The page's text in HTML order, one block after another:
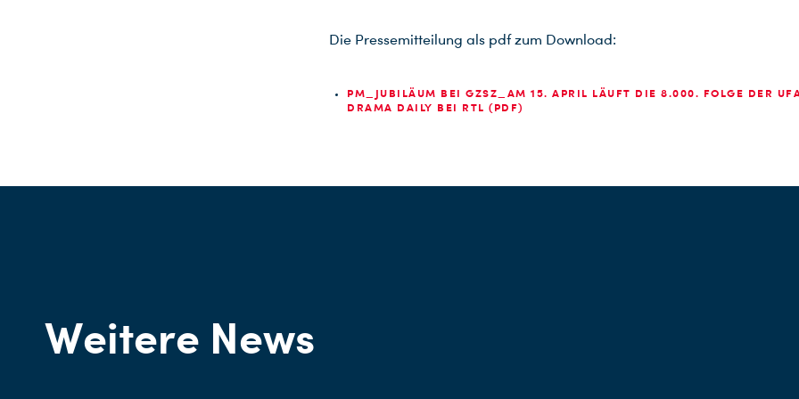
Die Pressemitteilung als pdf zum Download:
PM_JUBILÄUM BEI GZSZ_AM 15. APRIL LÄUFT DIE 8.000. FOLGE DER
DRAMA DAILY BEI RTL (PDF)
Weitere News